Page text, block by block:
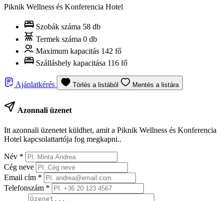
Piknik Wellness és Konferencia Hotel
Szobák száma 58 db
Termek száma 0 db
Maximum kapacitás 142 fő
Szálláshely kapacitása 116 fő
Ajánlatkérés Törlés a listából Mentés a listára
Azonnali üzenet
Itt azonnali üzenetet küldhet, amit a Piknik Wellness és Konferencia
Hotel kapcsolattartója fog megkapni..
Név *
Cég neve
Email cím *
Telefonszám *